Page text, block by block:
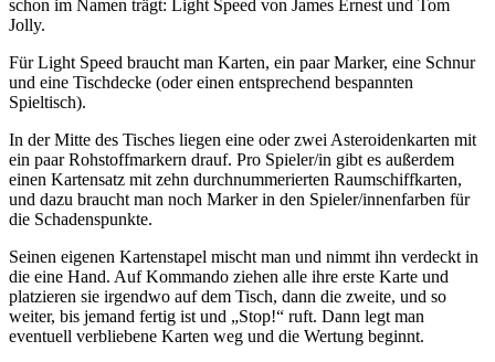
schon im Namen trägt: Light Speed von James Ernest und Tom
Jolly.
Für Light Speed braucht man Karten, ein paar Marker, eine Schnur
und eine Tischdecke (oder einen entsprechend bespannten
Spieltisch).
In der Mitte des Tisches liegen eine oder zwei Asteroidenkarten mit
ein paar Rohstoffmarkern drauf. Pro Spieler/in gibt es außerdem
einen Kartensatz mit zehn durchnummerierten Raumschiffkarten,
und dazu braucht man noch Marker in den Spieler/innenfarben für
die Schadenspunkte.
Seinen eigenen Kartenstapel mischt man und nimmt ihn verdeckt in
die eine Hand. Auf Kommando ziehen alle ihre erste Karte und
platzieren sie irgendwo auf dem Tisch, dann die zweite, und so
weiter, bis jemand fertig ist und „Stop!“ ruft. Dann legt man
eventuell verbliebene Karten weg und die Wertung beginnt.